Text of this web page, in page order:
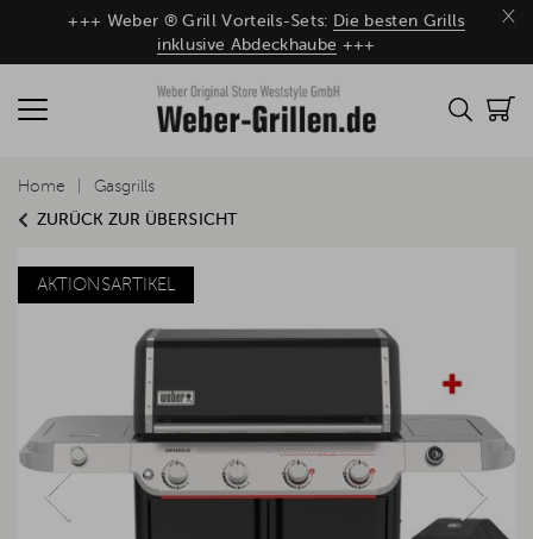
×
+++ Weber ® Grill Vorteils-Sets: Die besten Grills
inklusive Abdeckhaube +++
ZURÜCK ZUR ÜBERSICHT
Home Gasgrills
AKTIONSARTIKEL